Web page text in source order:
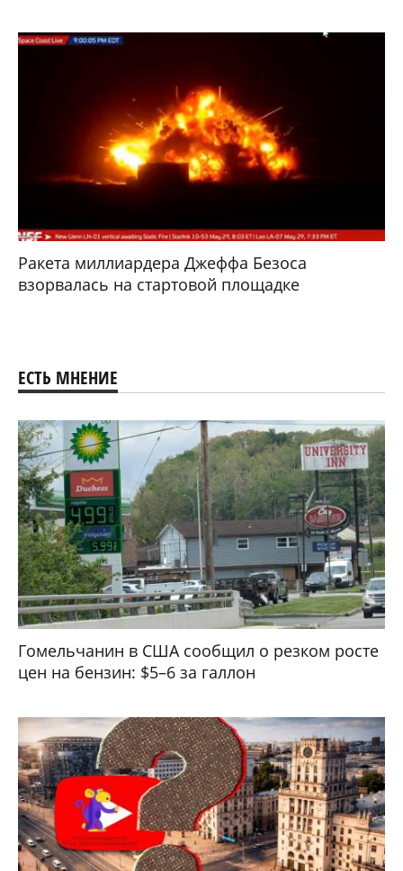
Ракета миллиардера Джеффа Безоса
взорвалась на стартовой площадке
ЕСТЬ МНЕНИЕ
Гомельчанин в США сообщил о резком росте
цен на бензин: $5–6 за галлон